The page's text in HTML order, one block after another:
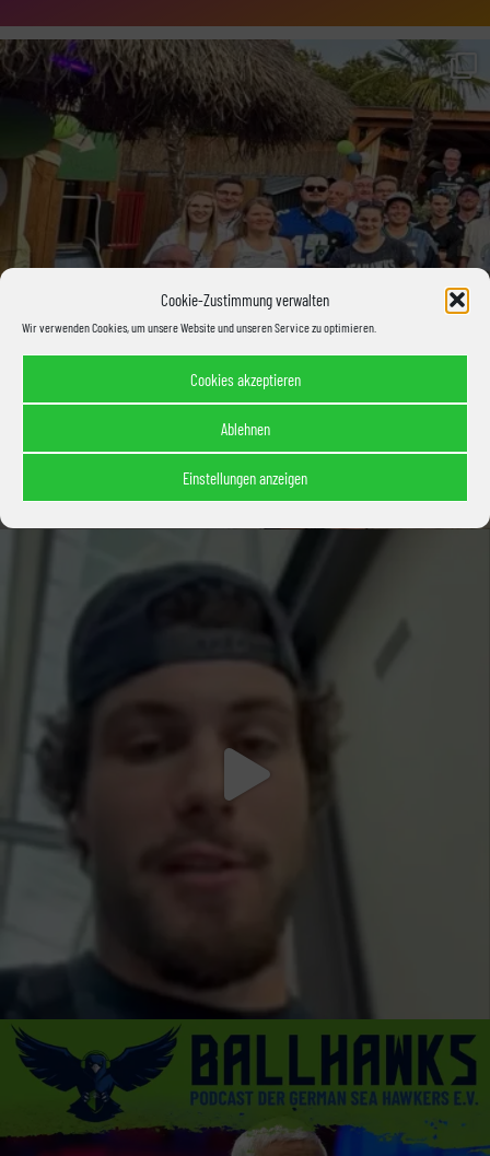
Cookie-Zustimmung verwalten
Wir verwenden Cookies, um unsere Website und unseren Service zu optimieren.
Cookies akzeptieren
Ablehnen
Einstellungen anzeigen